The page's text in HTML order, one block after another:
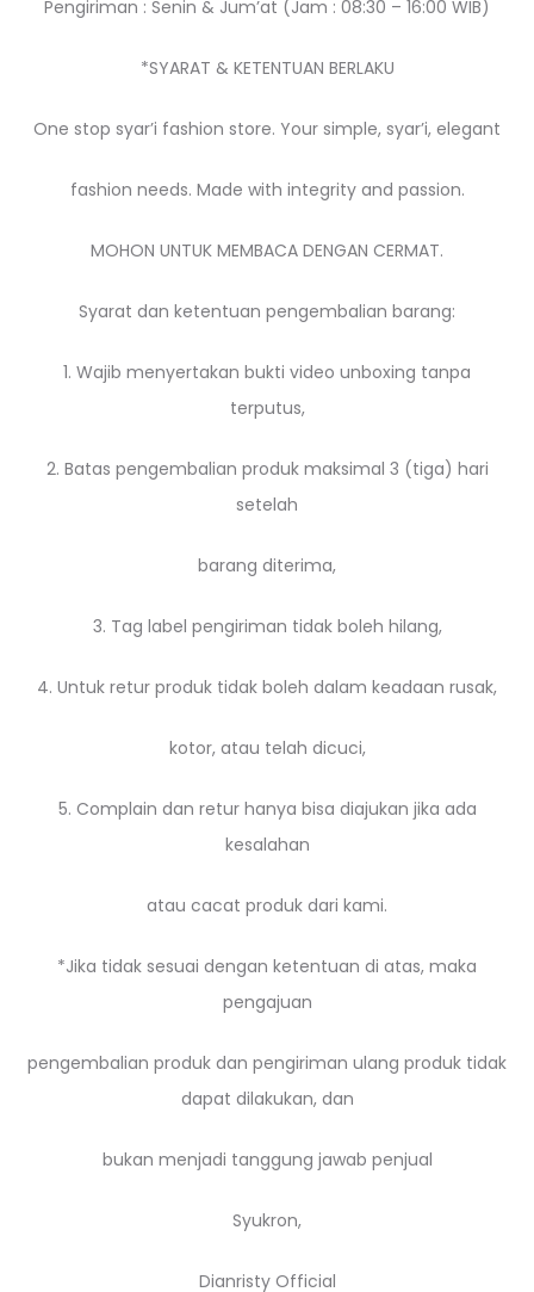
Pengiriman : Senin & Jum’at (Jam : 08:30 – 16:00 WIB)
*SYARAT & KETENTUAN BERLAKU
One stop syar’i fashion store. Your simple, syar’i, elegant
fashion needs. Made with integrity and passion.
MOHON UNTUK MEMBACA DENGAN CERMAT.
Syarat dan ketentuan pengembalian barang:
1. Wajib menyertakan bukti video unboxing tanpa
terputus,
2. Batas pengembalian produk maksimal 3 (tiga) hari
setelah
barang diterima,
3. Tag label pengiriman tidak boleh hilang,
4. Untuk retur produk tidak boleh dalam keadaan rusak,
kotor, atau telah dicuci,
5. Complain dan retur hanya bisa diajukan jika ada
kesalahan
atau cacat produk dari kami.
*Jika tidak sesuai dengan ketentuan di atas, maka
pengajuan
pengembalian produk dan pengiriman ulang produk tidak
dapat dilakukan, dan
bukan menjadi tanggung jawab penjual
Syukron,
Dianristy Official